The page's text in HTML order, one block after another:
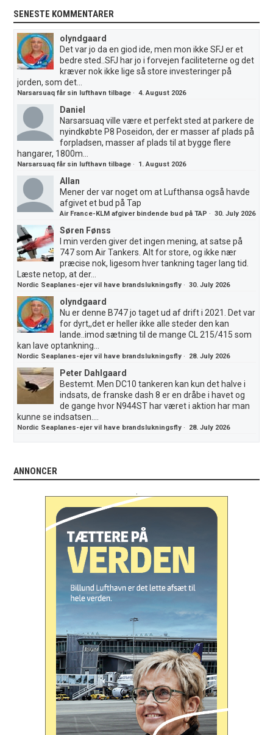
SENESTE KOMMENTARER
olyndgaard
Det var jo da en giod ide, men mon ikke SFJ er et
bedre sted..SFJ har jo i forvejen faciliteterne og det
kræver nok ikke lige så store investeringer på
jorden, som det...
Narsarsuaq får sin lufthavn tilbage ·4. August 2026
Daniel
Narsarsuaq ville være et perfekt sted at parkere de
nyindkøbte P8 Poseidon, der er masser af plads på
forpladsen, masser af plads til at bygge flere
hangarer, 1800m...
Narsarsuaq får sin lufthavn tilbage · 1. August 2026
Allan
Mener der var noget om at Lufthansa også havde
afgivet et bud på Tap
Air France-KLM afgiver bindende bud på TAP ·30. July 2026
Søren Fønss
I min verden giver det ingen mening, at satse på
747 som Air Tankers. Alt for store, og ikke nær
præcise nok, ligesom hver tankning tager lang tid.
Læste netop, at der...
Nordic Seaplanes-ejer vil have brandslukningsfly ·30. July 2026
olyndgaard
Nu er denne B747 jo taget ud af drift i 2021. Det var
for dyrt,,det er heller ikke alle steder den kan
lande..imod sætning til de mange CL 215/415 som
kan lave optankning...
Nordic Seaplanes-ejer vil have brandslukningsfly · 28. July 2026
Peter Dahlgaard
Bestemt. Men DC10 tankeren kan kun det halve i
indsats, de franske dash 8 er en dråbe i havet og
de gange hvor N944ST har været i aktion har man
kunne se indsatsen....
Nordic Seaplanes-ejer vil have brandslukningsfly · 28. July 2026
ANNONCER